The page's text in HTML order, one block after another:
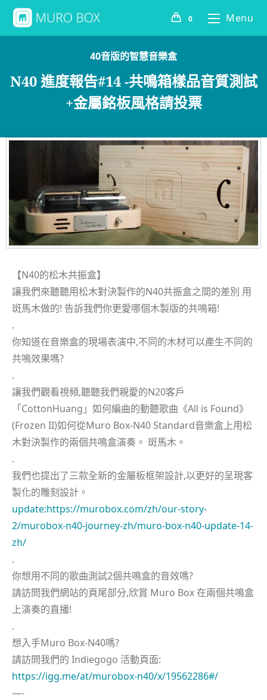
0 Menu
40音版的智慧音樂盒
N40 進度報告#14 -共鳴箱樣品音質測試
+金屬銘板風格請投票
【N40的松木共振盒】
讓我們來聽聽用松木對決製作的N40共振盒之間的差別 用
斑馬木做的! 告訴我們你更愛哪個木製版的共鳴箱!
.
你知道在音樂盒的現場表演中,不同的木材可以產生不同的
共鳴效果嗎?
.
讓我們觀看視頻,聽聽我們親愛的N20客戶
「CottonHuang」如何編曲的動聽歌曲《All is Found》
(Frozen II)如何從Muro Box-N40 Standard音樂盒上用松
木對決製作的兩個共鳴盒演奏。 斑馬木。
.
我們也提出了三款全新的金屬板框架設計,以更好的呈現客
製化的雕刻設計。
update:https://murobox.com/zh/our-story-
2/murobox-n40-journey-zh/muro-box-n40-update-14-
zh/
.
你想用不同的歌曲測試2個共鳴盒的音效嗎?
請訪問我們網站的頁尾部分,欣賞 Muro Box 在兩個共鳴盒
上演奏的直播!
.
想入手Muro Box-N40嗎?
請訪問我們的 Indiegogo 活動頁面:
https://igg.me/at/murobox-n40/x/19562286#/
—-